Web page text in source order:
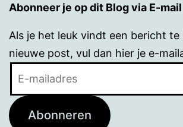
Abonneer je op dit Blog via E-mail
Als je het leuk vindt een bericht te
nieuwe post, vul dan hier je e-
Abonneren